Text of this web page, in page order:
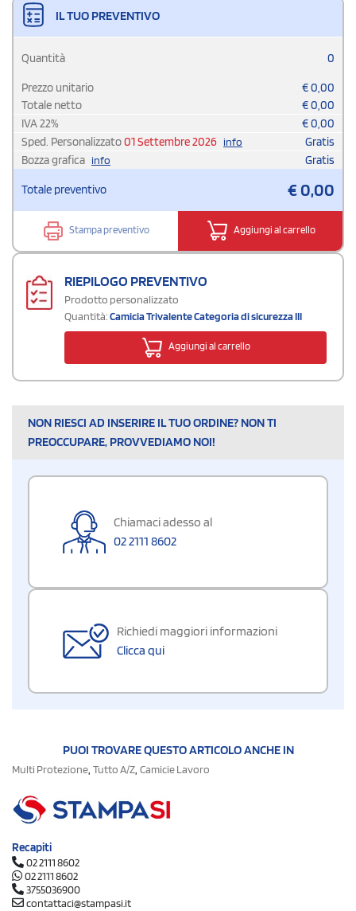
IL TUO PREVENTIVO
Quantità 0
Prezzo unitario €0,00
Totale netto
€0,00
IVA22% €0,00
Sped. Personalizzato01 Settembre 2026 info
Gratis
Bozza grafica info Gratis
Totale preventivo €0,00
Stampa preventivo Aggiungi al carrello
RIEPILOGO PREVENTIVO
Prodotto personalizzato
Quantità:Camicia Trivalente Categoria di sicurezza III
Aggiungi al carrello
NON RIESCI AD INSERIRE IL TUO ORDINE? NON TI
PREOCCUPARE, PROVVEDIAMO NOI!
Chiamaci adesso al
02 2111 8602
Richiedi maggiori informazioni
Clicca qui
PUOI TROVARE QUESTO ARTICOLO ANCHE IN
Multi Protezione Tutto A/Z Camicie Lavoro
Recapiti
02 2111 8602
02 2111 8602
3755036900
contattaci@stampasi.it